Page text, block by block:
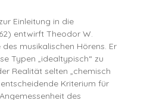
Einleitung in die
entwirft Theodor W.
musikalischen Hörens. Er
Typen „idealtypisch“ zu
Realität selten „chemisch
Kriterium für
des